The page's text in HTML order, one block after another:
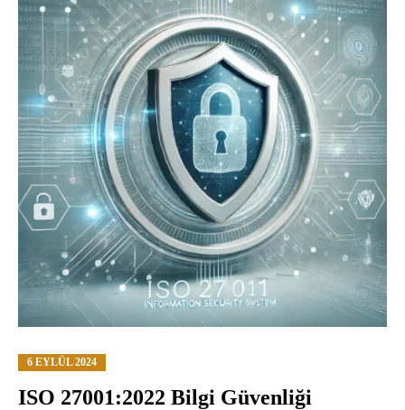
6 EYLÜL 2024
ISO 27001:2022 Bilgi Güvenliği